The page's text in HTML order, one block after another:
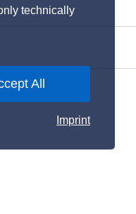
technically
All
Imprint